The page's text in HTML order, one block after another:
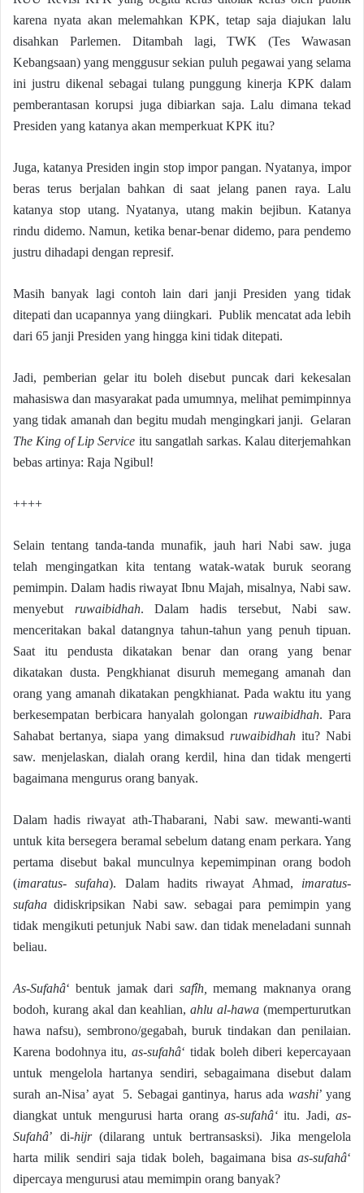
karena nyata akan melemahkan KPK, tetap saja diajukan lalu
disahkan Parlemen. Ditambah lagi, TWK (Tes Wawasan
Kebangsaan) yang menggusur sekian puluh pegawai yang selama
ini justru dikenal sebagai tulang punggung kinerja KPK dalam
pemberantasan korupsi juga dibiarkan saja. Lalu dimana tekad
Presiden yang katanya akan memperkuat KPK itu?
Juga, katanya Presiden ingin stop impor pangan. Nyatanya, impor
beras terus berjalan bahkan di saat jelang panen raya. Lalu
katanya stop utang. Nyatanya, utang makin bejibun. Katanya
rindu didemo. Namun, ketika benar-benar didemo, para pendemo
justru dihadapi dengan represif.
Masih banyak lagi contoh lain dari janji Presiden yang tidak
ditepati dan ucapannya yang diingkari. Publik mencatat ada lebih
dari 65 janji Presiden yang hingga kini tidak ditepati.
Jadi, pemberian gelar itu boleh disebut puncak dari kekesalan
mahasiswa dan masyarakat pada umumnya, melihat pemimpinnya
yang tidak amanah dan begitu mudah mengingkari janji. Gelaran
The King of Lip Service itu sangatlah sarkas. Kalau diterjemahkan
bebas artinya: Raja Ngibul!
++++
Selain tentang tanda-tanda munafik, jauh hari Nabi saw. juga
telah mengingatkan kita tentang watak-watak buruk seorang
pemimpin. Dalam hadis riwayat Ibnu Majah, misalnya, Nabi saw.
menyebut ruwaibidhah. Dalam hadis tersebut, Nabi saw.
menceritakan bakal datangnya tahun-tahun yang penuh tipuan.
Saat itu pendusta dikatakan benar dan orang yang benar
dikatakan dusta. Pengkhianat disuruh memegang amanah dan
orang yang amanah dikatakan pengkhianat. Pada waktu itu yang
berkesempatan berbicara hanyalah golongan ruwaibidhah. Para
Sahabat bertanya, siapa yang dimaksud ruwaibidhah itu? Nabi
saw. menjelaskan, dialah orang kerdil, hina dan tidak mengerti
bagaimana mengurus orang banyak.
Dalam hadis riwayat ath-Thabarani, Nabi saw. mewanti-wanti
untuk kita bersegera beramal sebelum datang enam perkara. Yang
pertama disebut bakal munculnya kepemimpinan orang bodoh
(imaratus- sufaha). Dalam hadits riwayat Ahmad, imaratus-
sufaha didiskripsikan Nabi saw. sebagai para pemimpin yang
tidak mengikuti petunjuk Nabi saw. dan tidak meneladani sunnah
beliau.
As-Sufahâ‘ bentuk jamak dari safîh,memang maknanya orang
bodoh, kurang akal dan keahlian,ahlu al-hawa(memperturutkan
hawa nafsu), sembrono/gegabah, buruk tindakan dan penilaian.
Karena bodohnya itu,as-sufahâ‘ tidak boleh diberi kepercayaan
untuk mengelola hartanya sendiri, sebagaimana disebut dalam
surah an-Nisa’ ayat 5. Sebagai gantinya, harus ada washi’ yang
diangkat untuk mengurusi harta orang as-sufahâ‘itu. Jadi, as-
Sufahâ’ di-hijr(dilarang untuk bertransasksi). Jika mengelola
harta milik sendiri saja tidak boleh, bagaimana bisa as-sufahâ‘
dipercaya mengurusi atau memimpin orang banyak?